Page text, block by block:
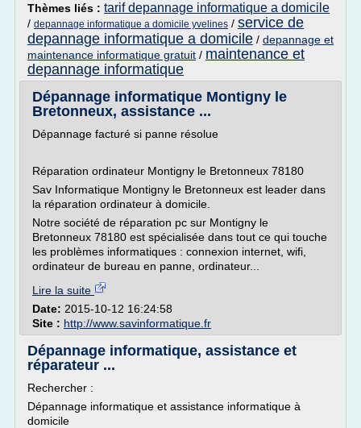
Thèmes liés : tarif depannage informatique a domicile
/ depannage informatique a domicile yvelines / service de
depannage informatique a domicile / depannage et
maintenance informatique gratuit / maintenance et
depannage informatique
Dépannage informatique Montigny le
Bretonneux, assistance ...
Dépannage facturé si panne résolue
Réparation ordinateur Montigny le Bretonneux 78180
Sav Informatique Montigny le Bretonneux est leader dans
la réparation ordinateur à domicile.
Notre société de réparation pc sur Montigny le
Bretonneux 78180 est spécialisée dans tout ce qui touche
les problèmes informatiques : connexion internet, wifi,
ordinateur de bureau en panne, ordinateur...
Lire la suite
Date: 2015-10-12 16:24:58
Site : http://www.savinformatique.fr
Dépannage informatique, assistance et
réparateur ...
Rechercher :
Dépannage informatique et assistance informatique à
domicile